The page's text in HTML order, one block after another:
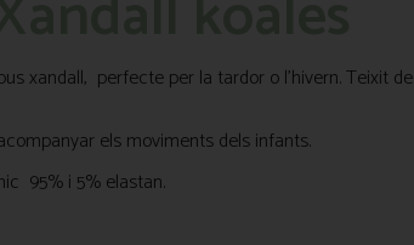
xandall, perfecte per la tardor o l’hivern. Teixit de
els moviments dels infants.
95% i 5% elastan.